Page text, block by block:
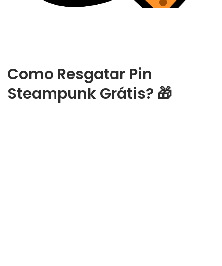
Como Resgatar Pin
Steampunk Grátis? 🎁